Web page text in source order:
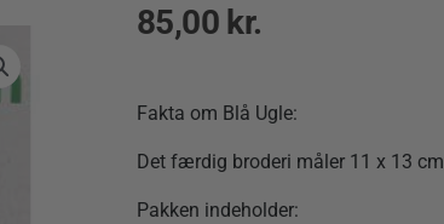
85,00 kr.
Fakta om Blå Ugle:
Det færdig broderi måler 11 x 13 cm
Pakken indeholder: